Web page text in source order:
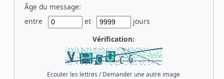
Âge du message:
entre
et
jours
Vérification:
Ecouter les lettres / Demander une autre image